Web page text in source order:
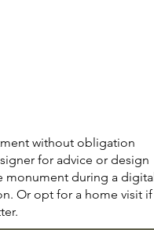
without obligation
for advice or design
monument during a
Or opt for a home visit if